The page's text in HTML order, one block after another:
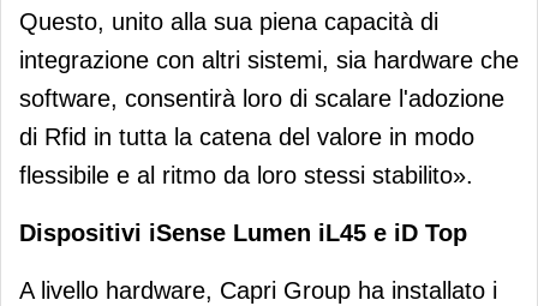
Questo, unito alla sua piena capacità di
integrazione con altri sistemi, sia hardware che
software, consentirà loro di scalare l'adozione
di Rfid in tutta la catena del valore in modo
flessibile e al ritmo da loro stessi stabilito».
Dispositivi iSense Lumen iL45 e iD Top
A livello hardware, Capri Group ha installato i